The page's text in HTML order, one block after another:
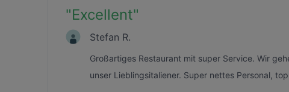
"Excellent"
Stefan R.
Großartiges Restaurant mit super Service. Wir
unser Lieblingsitaliener. Super nettes Personal,